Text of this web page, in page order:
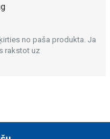
no paša produkta. Ja
rakstot uz